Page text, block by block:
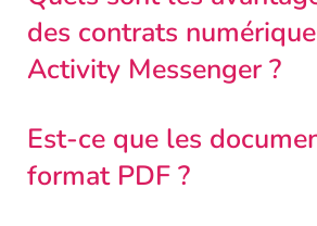
des contrats
Activity Messenger ?
Est-ce que les
format PDF ?